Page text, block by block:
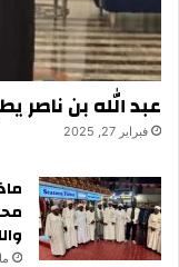
عبد الله بن
فبراير 27, 2025